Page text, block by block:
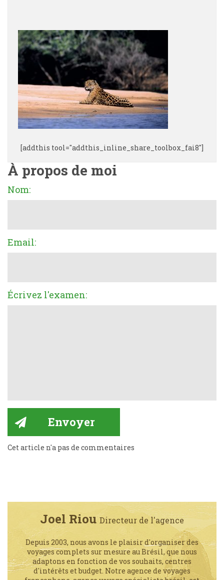
[addthis tool="addthis_inline_share_toolbox_fai8"]
À propos de moi
Nom:
Email:
Écrivez l'examen:
Cet article n'a pas de commentaires
Joel Riou Directeur de l'agence
Depuis 2003, nous avons le plaisir d'organiser des
voyages complets sur mesure au Brésil, que nous
adaptons en fonction de vos souhaits, centres
d'intérêts et budget. Notre agence de voyages